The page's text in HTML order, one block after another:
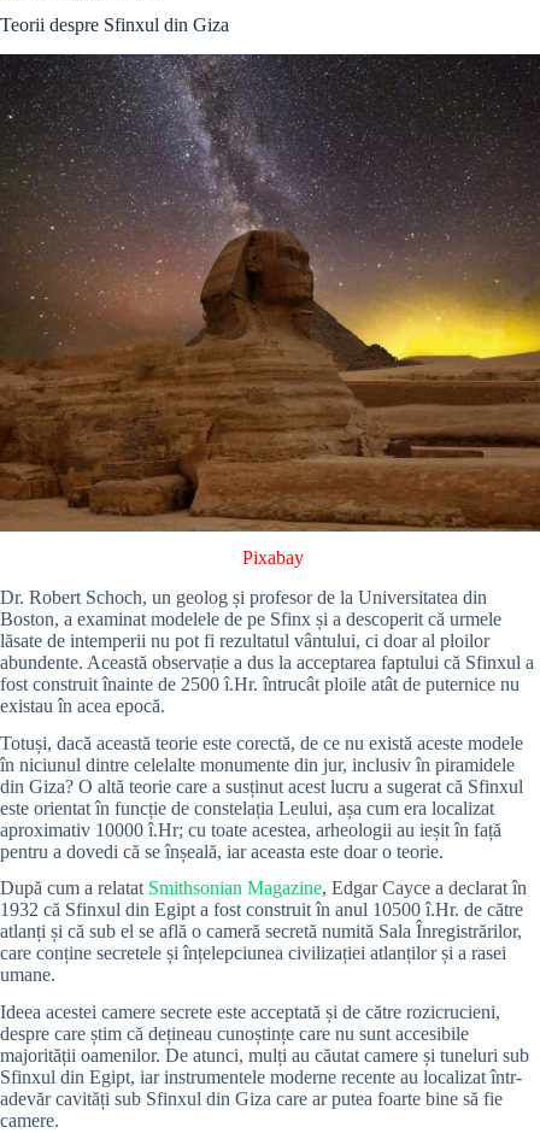
Teorii despre Sfinxul din Giza
Pixabay
Dr. Robert Schoch, un geolog și profesor de la Universitatea din
Boston, a examinat modelele de pe Sfinx și a descoperit că urmele
lăsate de intemperii nu pot fi rezultatul vântului, ci doar al ploilor
abundente. Această observație a dus la acceptarea faptului că Sfinxul a
fost construit înainte de 2500 î.Hr. întrucât ploile atât de puternice nu
existau în acea epocă.
Totuși, dacă această teorie este corectă, de ce nu există aceste modele
în niciunul dintre celelalte monumente din jur, inclusiv în piramidele
din Giza? O altă teorie care a susținut acest lucru a sugerat că Sfinxul
este orientat în funcție de constelația Leului, așa cum era localizat
aproximativ 10000 î.Hr; cu toate acestea, arheologii au ieșit în față
pentru a dovedi că se înșeală, iar aceasta este doar o teorie.
După cum a relatat Smithsonian Magazine, Edgar Cayce a declarat în
1932 că Sfinxul din Egipt a fost construit în anul 10500 î.Hr. de către
atlanți și că sub el se află o cameră secretă numită Sala Înregistrărilor,
care conține secretele și înțelepciunea civilizației atlanților și a rasei
umane.
Ideea acestei camere secrete este acceptată și de către rozicrucieni,
despre care știm că dețineau cunoștințe care nu sunt accesibile
majorității oamenilor. De atunci, mulți au căutat camere și tuneluri sub
Sfinxul din Egipt, iar instrumentele moderne recente au localizat într-
adevăr cavități sub Sfinxul din Giza care ar putea foarte bine să fie
camere.